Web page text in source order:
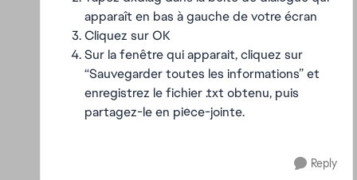
apparaît en bas à gauche de votre écran
Cliquez sur OK
Sur la fenêtre qui apparait, cliquez sur
“Sauvegarder toutes les informations” et
enregistrez le fichier .txt obtenu, puis
partagez-le en pièce-jointe.
Reply